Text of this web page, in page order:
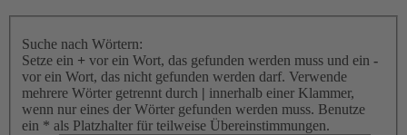
Suche nach Wörtern:
Setze ein + vor ein Wort, das gefunden werden muss und ein -
vor ein Wort, das nicht gefunden werden darf. Verwende
mehrere Wörter getrennt durch | innerhalb einer Klammer,
wenn nur eines der Wörter gefunden werden muss. Benutze
ein * als Platzhalter für teilweise Übereinstimmungen.